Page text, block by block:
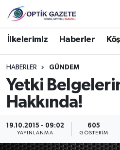
İlkelerimiz Haberler
HABERLER GÜNDEM
Yetki
Hakkında!
19.10.2015 - 09:02
YAYINLANMA
605
GÖSTERIM
Nöbetçi Eczaneler
Hava Durumu
İstanbul Namaz
Süper Lig Puan Durumu